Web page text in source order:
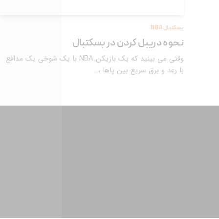
بسکتبال NBA
نحوه دریبل کردن در بسکتبال
وقتی می بینید که یک بازیکن NBA با یک شوخی یک مدافع
با رعد و برق سریع بین پاها ،…